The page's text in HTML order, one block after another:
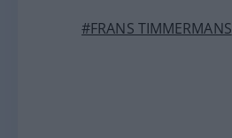
#FRANS TIMMERMANS